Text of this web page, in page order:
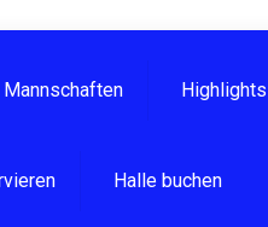
Mannschaften Highlights
Halle buchen